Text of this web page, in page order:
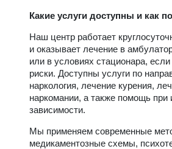
Какие услуги доступны и как
Наш центр работает
и оказывает лечение в
или в условиях стационара,
риски. Доступны услуги по
наркология, лечение курения,
наркомании, а также помощь при
зависимости.
Мы применяем современные
медикаментозные схемы,